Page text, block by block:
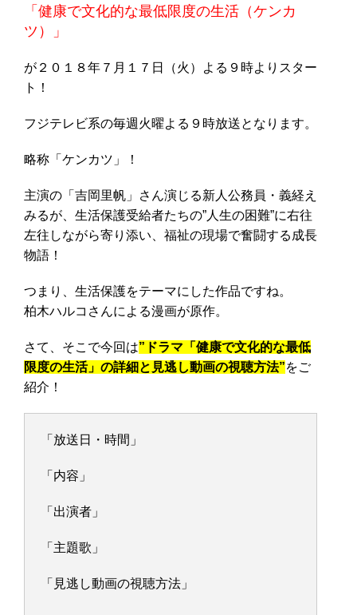
「健康で文化的な最低限度の生活（ケンカ
ツ）」
が２０１８年７月１７日（火）よる９時よりスター
ト！
フジテレビ系の毎週火曜よる９時放送となります。
略称「ケンカツ」！
主演の「吉岡里帆」さん演じる新人公務員・義経え
みるが、生活保護受給者たちの”人生の困難”に右往
左往しながら寄り添い、福祉の現場で奮闘する成長
物語！
つまり、生活保護をテーマにした作品ですね。
柏木ハルコさんによる漫画が原作。
さて、そこで今回は”ドラマ「健康で文化的な最低
限度の生活」の詳細と見逃し動画の視聴方法”をご
紹介！
「放送日・時間」
「内容」
「出演者」
「主題歌」
「見逃し動画の視聴方法」